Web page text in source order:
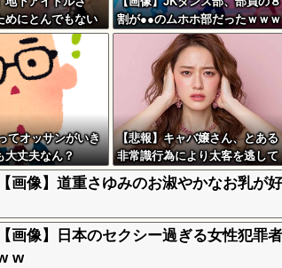
めにとんでもない
でしなきゃいけな
ｗｗｗ
割が●●のムホホ部だったｗｗｗ
ｗ
てオッサンがいき
大丈夫なん？
【悲報】キャバ嬢さん、とある
非常識行為により太客を逃して
しまう
wwwwwwwwwwww
【画像】道重さゆみのお淑やかなお乳が
【画像】日本のセクシー過ぎる女性犯
w